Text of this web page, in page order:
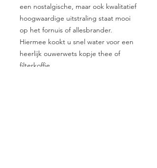
een nostalgische, maar ook kwalitatief
hoogwaardige uitstraling staat mooi
op het fornuis of allesbrander.
Hiermee kookt u snel water voor een
heerlijk ouwerwets kopje thee of
filterkoffie.